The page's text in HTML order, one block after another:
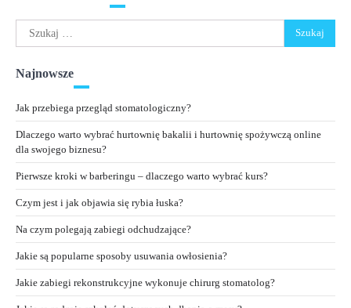
Szukaj:
Najnowsze
Jak przebiega przegląd stomatologiczny?
Dlaczego warto wybrać hurtownię bakalii i hurtownię spożywczą online
dla swojego biznesu?
Pierwsze kroki w barberingu – dlaczego warto wybrać kurs?
Czym jest i jak objawia się rybia łuska?
Na czym polegają zabiegi odchudzające?
Jakie są popularne sposoby usuwania owłosienia?
Jakie zabiegi rekonstrukcyjne wykonuje chirurg stomatolog?